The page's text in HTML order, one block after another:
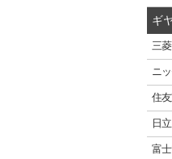
ギ
三菱
ニ
住
日立
富